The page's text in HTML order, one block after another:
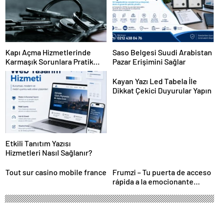
Kapı Açma Hizmetlerinde
Karmaşık Sorunlara Pratik
Çözümler
Saso Belgesi Suudi Arabistan
Pazar Erişimini Sağlar
Etkili Tanıtım Yazısı
Hizmetleri Nasıl Sağlanır?
Kayan Yazı Led Tabela İle
Dikkat Çekici Duyurular Yapın
Tout sur casino mobile france
Frumzi – Tu puerta de acceso
rápida a la emocionante